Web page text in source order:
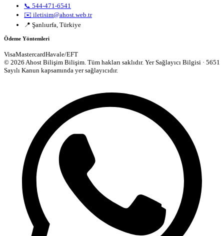
📞 544-471-6541
✉️ iletisim@ahost.web.tr
📍 Şanlıurfa, Türkiye
Ödeme Yöntemleri
VisaMastercardHavale/EFT
© 2026 Ahost Bilişim Bilişim. Tüm hakları saklıdır. Yer Sağlayıcı Bilgisi · 5651
Sayılı Kanun kapsamında yer sağlayıcıdır.